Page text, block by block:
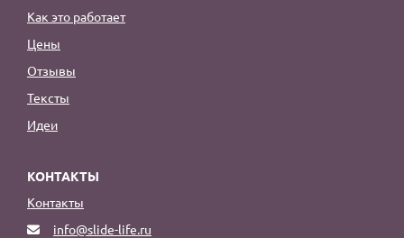
Как это работает
Цены
Отзывы
Тексты
Идеи
КОНТАКТЫ
Контакты
info@slide-life.ru